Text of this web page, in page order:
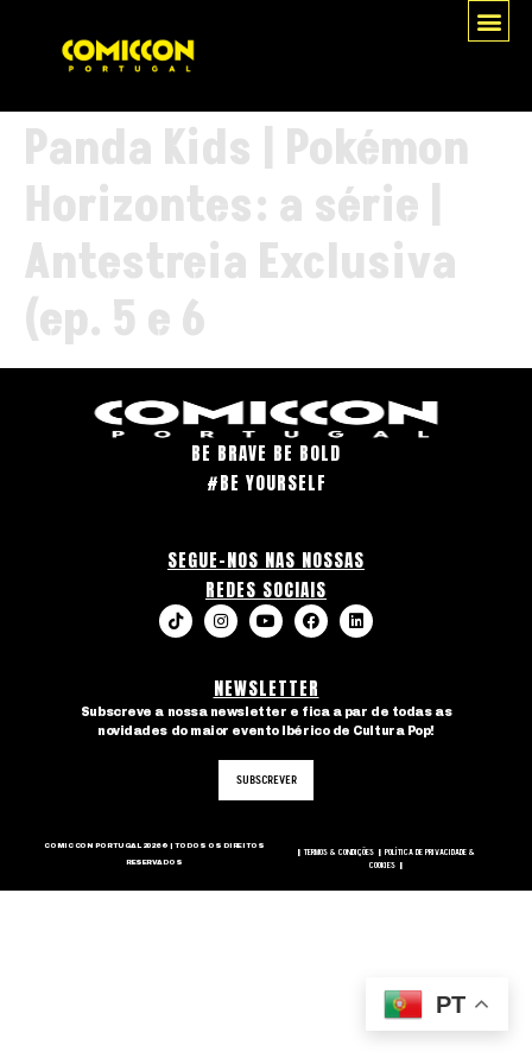
Panda Kids | Pokémon
Horizontes: a série |
Antestreia Exclusiva
(ep. 5 e 6
BE BRAVE BE BOLD
#BE YOURSELF
SEGUE-NOS NAS NOSSAS
REDES SOCIAIS
NEWSLETTER
Subscreve a nossa newsletter e fica a par de todas as
novidades do maior evento Ibérico de Cultura Pop!
SUBSCREVER
COMIC CON PORTUGAL 2026 © | TODOS OS DIREITOS
RESERVADOS
|TERMOS & CONDIÇÕES| POLÍTICA DE PRIVACIDADE &
COOKIES|
PT